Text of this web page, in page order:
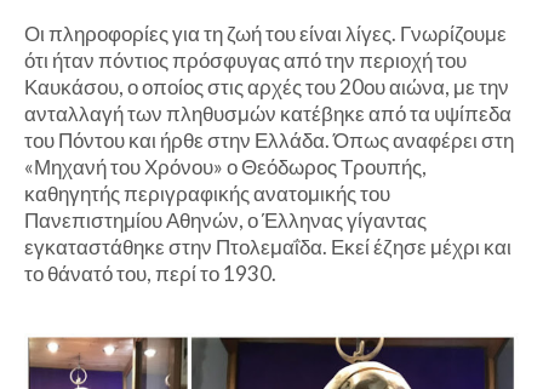
Οι πληροφορίες για τη ζωή του είναι λίγες. Γνωρίζουμε
ότι ήταν πόντιος πρόσφυγας από την περιοχή του
Καυκάσου, ο οποίος στις αρχές του 20ου αιώνα, με την
ανταλλαγή των πληθυσμών κατέβηκε από τα υψίπεδα
του Πόντου και ήρθε στην Ελλάδα. Όπως αναφέρει στη
«Μηχανή του Χρόνου» ο Θεόδωρος Τρουπής,
καθηγητής περιγραφικής ανατομικής του
Πανεπιστημίου Αθηνών, ο Έλληνας γίγαντας
εγκαταστάθηκε στην Πτολεμαΐδα. Εκεί έζησε μέχρι και
το θάνατό του, περί το 1930.